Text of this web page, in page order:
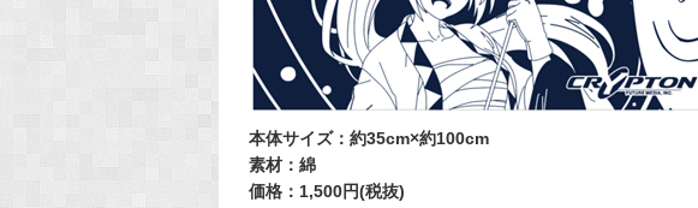
本体サイズ：約35cm×約100cm
素材：綿
価格：1,500円(税抜)